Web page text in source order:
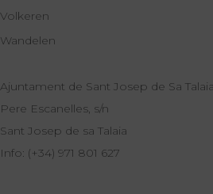
Volkeren
Wandelen
Ajuntament de Sant Josep de Sa Talaia
Pere Escanelles, s/n
Sant Josep de sa Talaia
Info: (+34) 971 801 627